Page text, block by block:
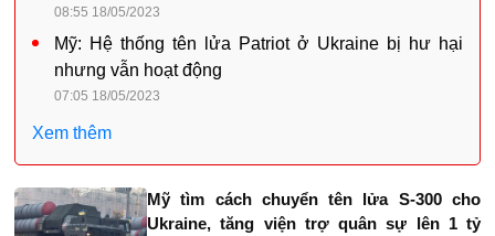
08:55 18/05/2023
Mỹ: Hệ thống tên lửa Patriot ở Ukraine bị hư hại
nhưng vẫn hoạt động
07:05 18/05/2023
Xem thêm
Mỹ tìm cách chuyển tên lửa S-300 cho
Ukraine, tăng viện trợ quân sự lên 1 tỷ